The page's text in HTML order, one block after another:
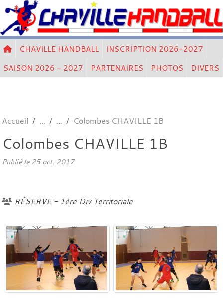
CHAVILLE HANDBALL
INSCRIPTION 2026-2027
SAISON 2026 - 2027
PARTENAIRES PHOTOS DIVERS
Accueil Colombes CHAVILLE 1B
Colombes CHAVILLE 1B
Publié le 25 oct. 2017
RÉSERVE - 1ère Div Territoriale
Panneau de gestion des cookies